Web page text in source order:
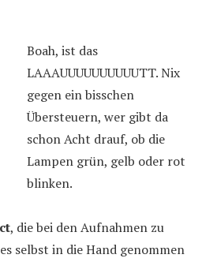
Boah, ist das
LAAAUUUUUUUUUUTT. Nix
gegen ein bisschen
Übersteuern, wer gibt da
schon Acht drauf, ob die
Lampen grün, gelb oder rot
blinken.
, die bei den Aufnahmen zu
selbst in die Hand genommen